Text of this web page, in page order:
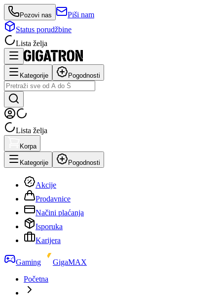
Pozovi nas
Piši nam
Status porudžbine
Lista želja
Kategorije Pogodnosti
Lista želja
Korpa
Kategorije Pogodnosti
Akcije
Prodavnice
Načini plaćanja
Isporuka
Karijera
Gaming
GigaMAX
Početna